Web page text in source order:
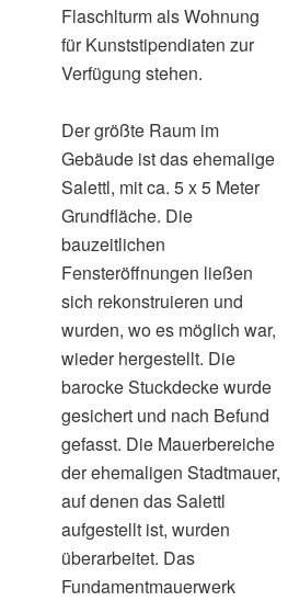
Flaschlturm als Wohnung
für Kunststipendiaten zur
Verfügung stehen.
Der größte Raum im
Gebäude ist das ehemalige
Salettl, mit ca. 5 x 5 Meter
Grundfläche. Die
bauzeitlichen
Fensteröffnungen ließen
sich rekonstruieren und
wurden, wo es möglich war,
wieder hergestellt. Die
barocke Stuckdecke wurde
gesichert und nach Befund
gefasst. Die Mauerbereiche
der ehemaligen Stadtmauer,
auf denen das Salettl
aufgestellt ist, wurden
überarbeitet. Das
Fundamentmauerwerk